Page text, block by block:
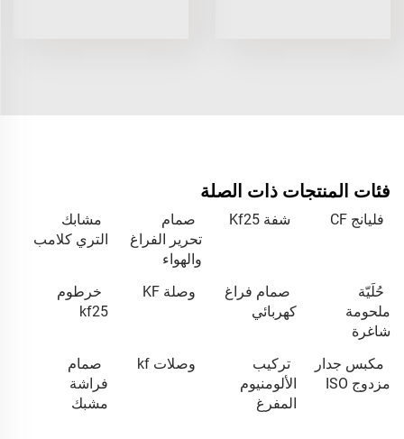
فئات المنتجات ذات الصلة
فليانج CF شفة Kf25
صمام
تحرير الفراغ
والهواء
مشابك
التري كلامب
حُلَيّة
ملحومة
شاغرة
صمام فراغ
كهربائي
وصلة KF
خرطوم
kf25
مكبس جدار
مزدوج ISO
تركيب
الألومنيوم
المفرغ
وصلات kf
صمام
فراشة
مشبك